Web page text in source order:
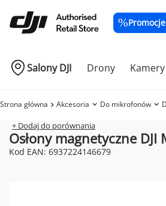
Promocje
Salony DJI Drony
Strona główna Akcesoria Do mikrofonów
+ Dodaj do porównania
Osłony magnetyczne
Kod EAN: 6937224146679